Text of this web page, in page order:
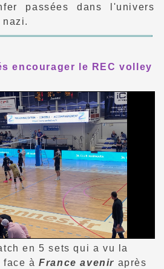
passées dans l'univers
encourager le REC volley
en 5 sets qui a vu la
face àFrance avenir après